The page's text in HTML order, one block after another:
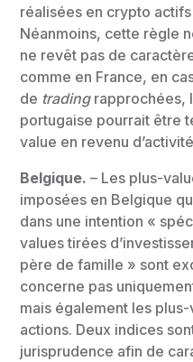
réalisées en crypto
Néanmoins, cette règle
ne revêt pas de
comme en France, en
de tradingrapprochées,
portugaise pourrait être
value en revenu
Belgique. – Les plus-
imposées en Belgique
dans une intention «
values tirées
père de famille » sont
concerne pas
mais également les
actions. Deux indices
jurisprudence afin de